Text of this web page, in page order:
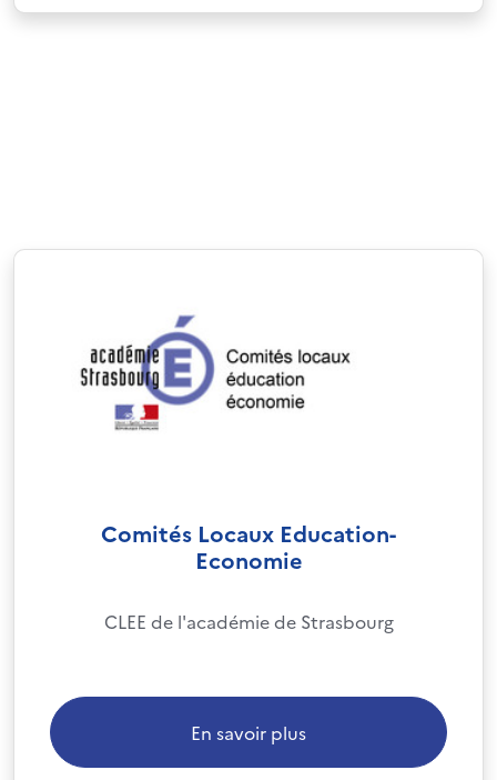
Comités Locaux Education-
Economie
CLEE de l'académie de Strasbourg
En savoir plus